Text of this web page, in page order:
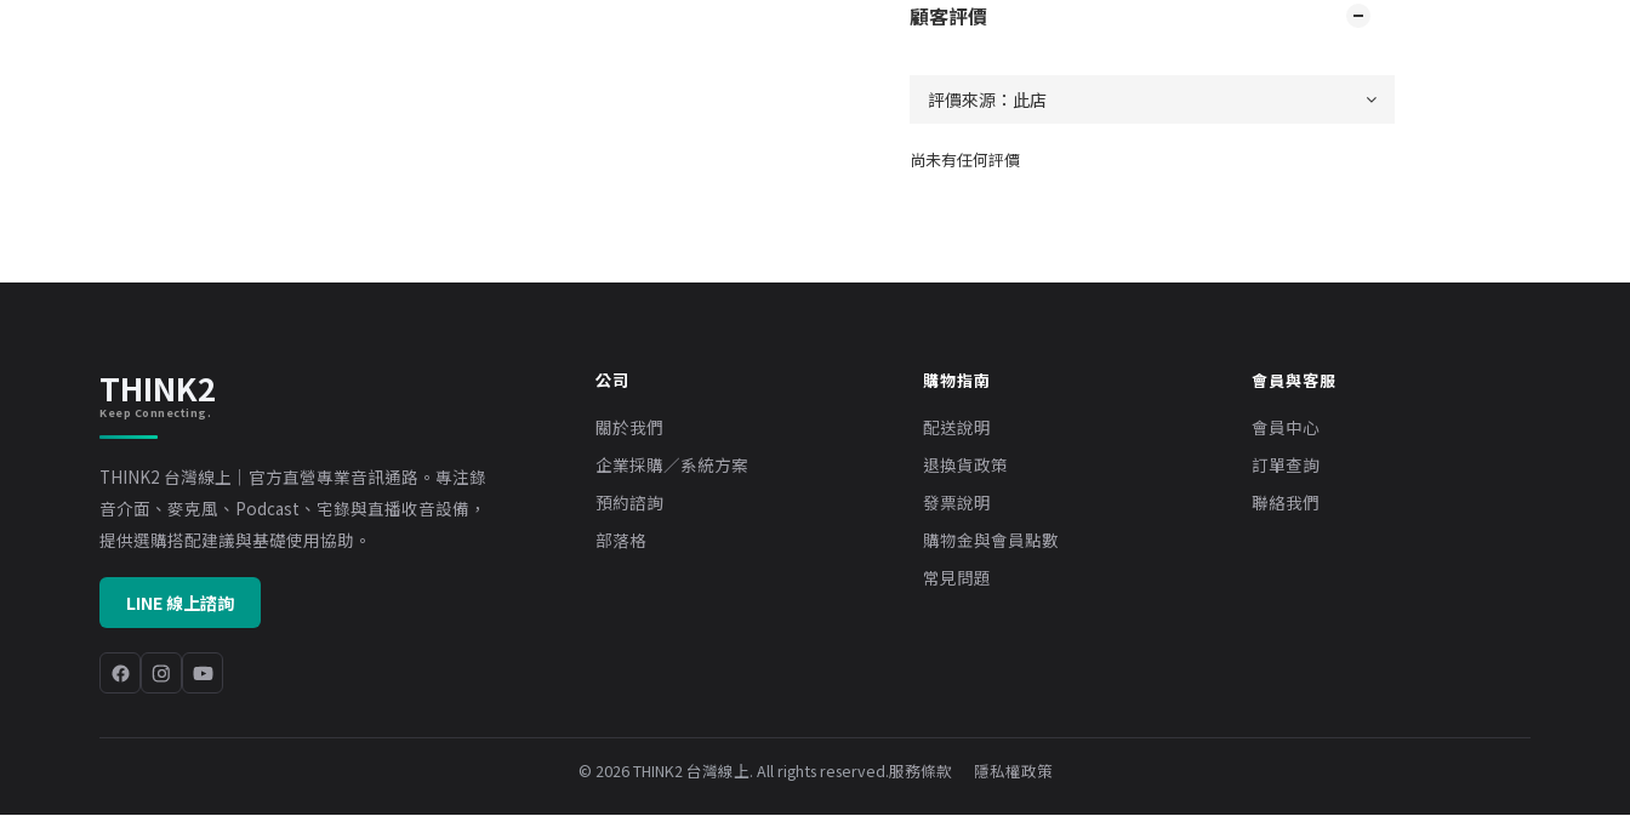
顧客評價
尚未有任何評價
THINK2
Keep Connecting.
THINK2 台灣線上｜官方直營專業音訊通路。專注錄
音介面、麥克風、Podcast、宅錄與直播收音設備，
提供選購搭配建議與基礎使用協助。
LINE 線上諮詢
公司
關於我們
企業採購／系統方案
預約諮詢
部落格
購物指南
配送說明
退換貨政策
發票說明
購物金與會員點數
常見問題
會員與客服
會員中心
訂單查詢
聯絡我們
© 2026 THINK2 台灣線上. All rights reserved.服務條款 隱私權政策